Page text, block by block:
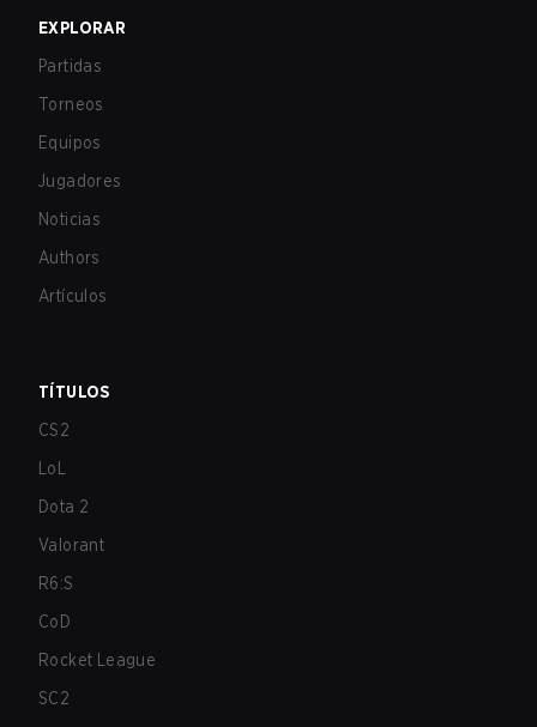
EXPLORAR
Partidas
Torneos
Equipos
Jugadores
Noticias
Authors
Artículos
TÍTULOS
CS2
LoL
Dota 2
Valorant
R6:S
CoD
Rocket League
SC2